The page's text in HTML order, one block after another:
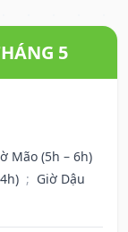
5
Mão (5h – 6h)
; Giờ Dậu